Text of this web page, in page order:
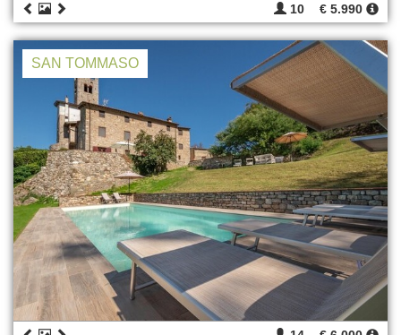
10 € 5.990
SAN TOMMASO